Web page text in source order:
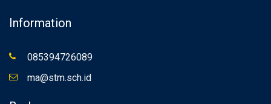
Information
085394726089
ma@stm.sch.id